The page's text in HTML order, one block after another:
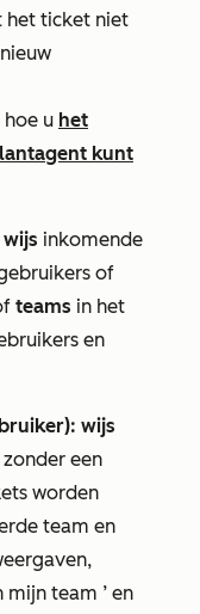
het ticket niet
u het
kunt
inkomende
of
teams in het
en
wijs
een
worden
team en
mijn team ’ en